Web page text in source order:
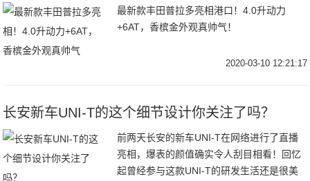
最新款丰田普拉多亮相港口！4.0升动力
+6AT，香槟金外观真帅气！
2020-03-10 12:21:17
长安新车UNI-T的这个细节设计你关注了吗？
前两天长安的新车UNI-T在网络进行了直播
亮相，爆表的颜值确实令人刮目相看！回忆
起曾经参与这款UNI-T的研发生活还是很美